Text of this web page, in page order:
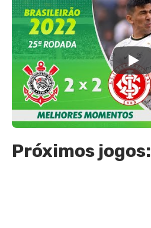
Próximos jogos: